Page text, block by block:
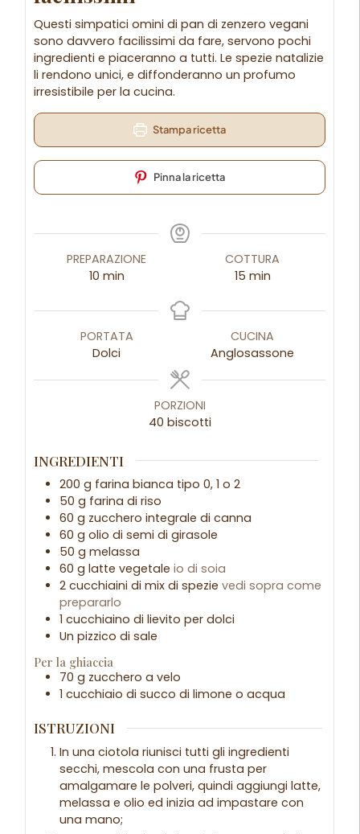
Questi simpatici omini di pan di zenzero vegani
sono davvero facilissimi da fare, servono pochi
ingredienti e piaceranno a tutti. Le spezie natalizie
li rendono unici, e diffonderanno un profumo
irresistibile per la cucina.
Stampa ricetta
Pinna la ricetta
PREPARAZIONE
10 min
COTTURA
15 min
PORTATA
Dolci
CUCINA
Anglosassone
PORZIONI
40 biscotti
INGREDIENTI
200 g farina bianca tipo 0, 1 o 2
50 g farina di riso
60 g zucchero integrale di canna
60 g olio di semi di girasole
50 g melassa
60 g latte vegetale io di soia
2 cucchiainidi mix di spezie vedi sopra come
prepararlo
1 cucchiaino di lievito per dolci
Un pizzico di sale
Per la ghiaccia
70 g zucchero a velo
1 cucchiaio di succo di limone o acqua
ISTRUZIONI
In una ciotola riunisci tutti gli ingredienti
secchi, mescola con una frusta per
amalgamare le polveri, quindi aggiungi latte,
melassa e olio ed inizia ad impastare con
una mano;